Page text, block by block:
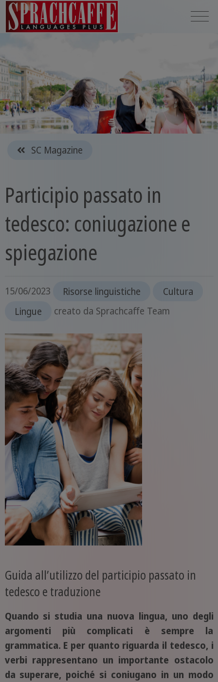
SC Magazine
Participio passato in
tedesco: coniugazione e
spiegazione
15/06/2023 Risorse linguistiche
Cultura
Lingue
creato da Sprachcaffe Team
Guida all’utilizzo del participio passato in
tedesco e traduzione
Quando si studia una nuova lingua, uno degli
argomenti più complicati è sempre la
grammatica. E per quanto riguarda il tedesco, i
verbi rappresentano un importante ostacolo
da superare, poiché si coniugano in un modo